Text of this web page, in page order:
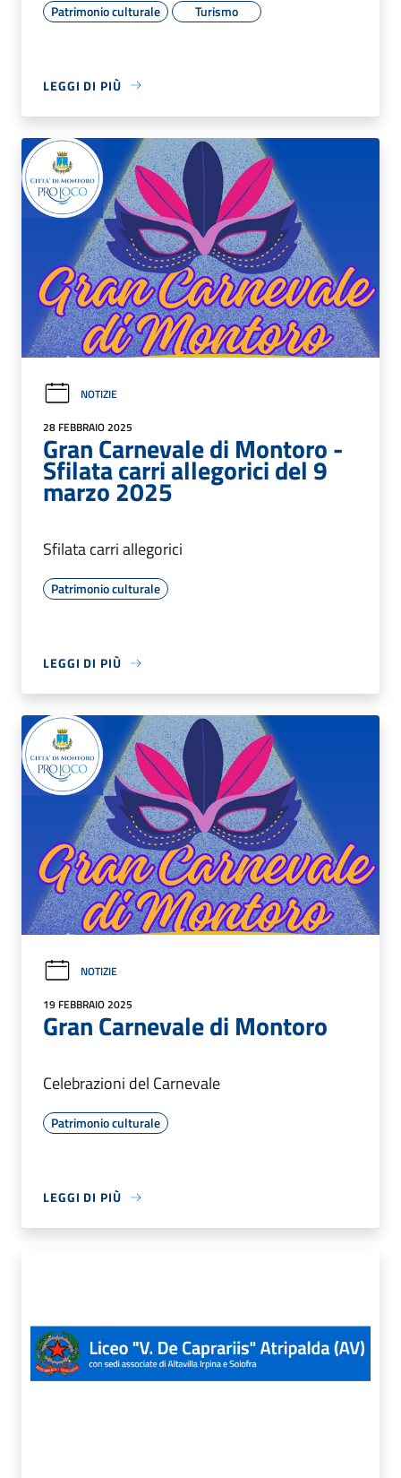
Patrimonio culturale Turismo
LEGGI DI PIÙ
NOTIZIE
28 FEBBRAIO 2025
Gran Carnevale di Montoro -
Sfilata carri allegorici del 9
marzo 2025
Sfilata carri allegorici
Patrimonio culturale
LEGGI DI PIÙ
NOTIZIE
19 FEBBRAIO 2025
Gran Carnevale di Montoro
Celebrazioni del Carnevale
Patrimonio culturale
LEGGI DI PIÙ